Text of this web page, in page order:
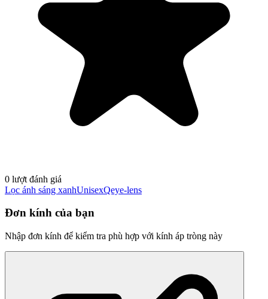
0 lượt đánh giá
Lọc ánh sáng xanhUnisexQeye-lens
Đơn kính của bạn
Nhập đơn kính để kiểm tra phù hợp với kính áp tròng này